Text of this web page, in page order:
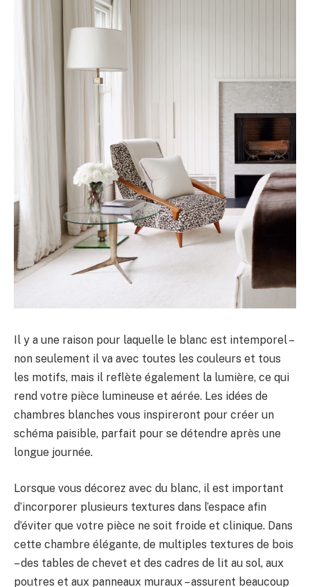
Il y a une raison pour laquelle le blanc est intemporel –
non seulement il va avec toutes les couleurs et tous
les motifs, mais il reflète également la lumière, ce qui
rend votre pièce lumineuse et aérée. Les idées de
chambres blanches vous inspireront pour créer un
schéma paisible, parfait pour se détendre après une
longue journée.
Lorsque vous décorez avec du blanc, il est important
d’incorporer plusieurs textures dans l’espace afin
d’éviter que votre pièce ne soit froide et clinique. Dans
cette chambre élégante, de multiples textures de bois
– des tables de chevet et des cadres de lit au sol, aux
poutres et aux panneaux muraux – assurent beaucoup